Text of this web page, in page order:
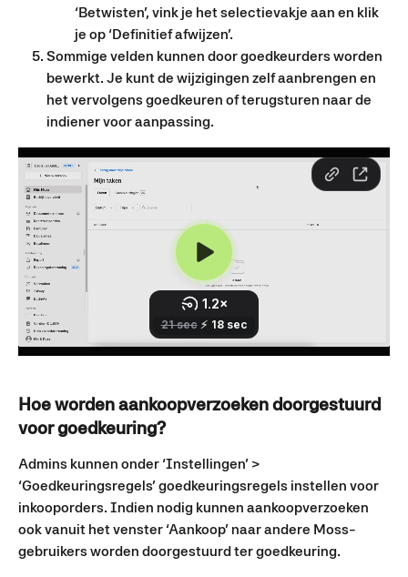
‘Betwisten’, vink je het selectievakje aan en klik
je op ‘Definitief afwijzen’.
Sommige velden kunnen door goedkeurders worden
bewerkt. Je kunt de wijzigingen zelf aanbrengen en
het vervolgens goedkeuren of terugsturen naar de
indiener voor aanpassing.
Hoe worden aankoopverzoeken doorgestuurd
voor goedkeuring?
Admins kunnen onder ‘Instellingen’ >
‘Goedkeuringsregels’ goedkeuringsregels instellen voor
inkooporders. Indien nodig kunnen aankoopverzoeken
ook vanuit het venster ‘Aankoop’ naar andere Moss-
gebruikers worden doorgestuurd ter goedkeuring.